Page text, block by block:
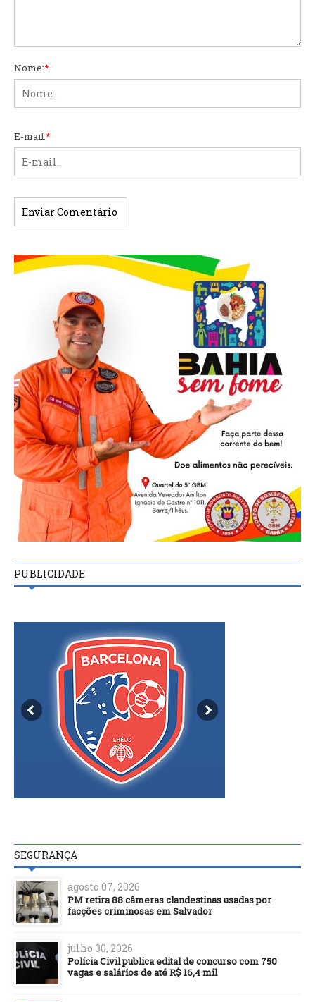
Nome:*
E-mail:*
PUBLICIDADE
SEGURANÇA
agosto 07, 2026
PM retira 88 câmeras clandestinas usadas por
facções criminosas em Salvador
julho 30, 2026
Polícia Civil publica edital de concurso com 750
vagas e salários de até R$ 16,4 mil